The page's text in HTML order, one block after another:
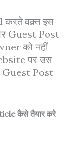
करते वक़्त इस
Guest Post
को नहीं
पर उस
Post
कैसे तैयार करे